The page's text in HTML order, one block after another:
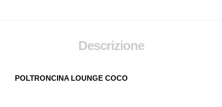
Descrizione
POLTRONCINA LOUNGE COCO